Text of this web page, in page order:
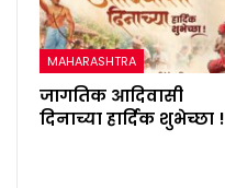
MAHARASHTRA
जागतिक आदिवासी
दिनाच्या हार्दिक शुभेच्छा !